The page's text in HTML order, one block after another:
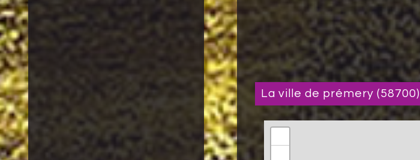
la ville de prémery (58700)